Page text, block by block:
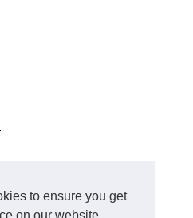
to ensure you get